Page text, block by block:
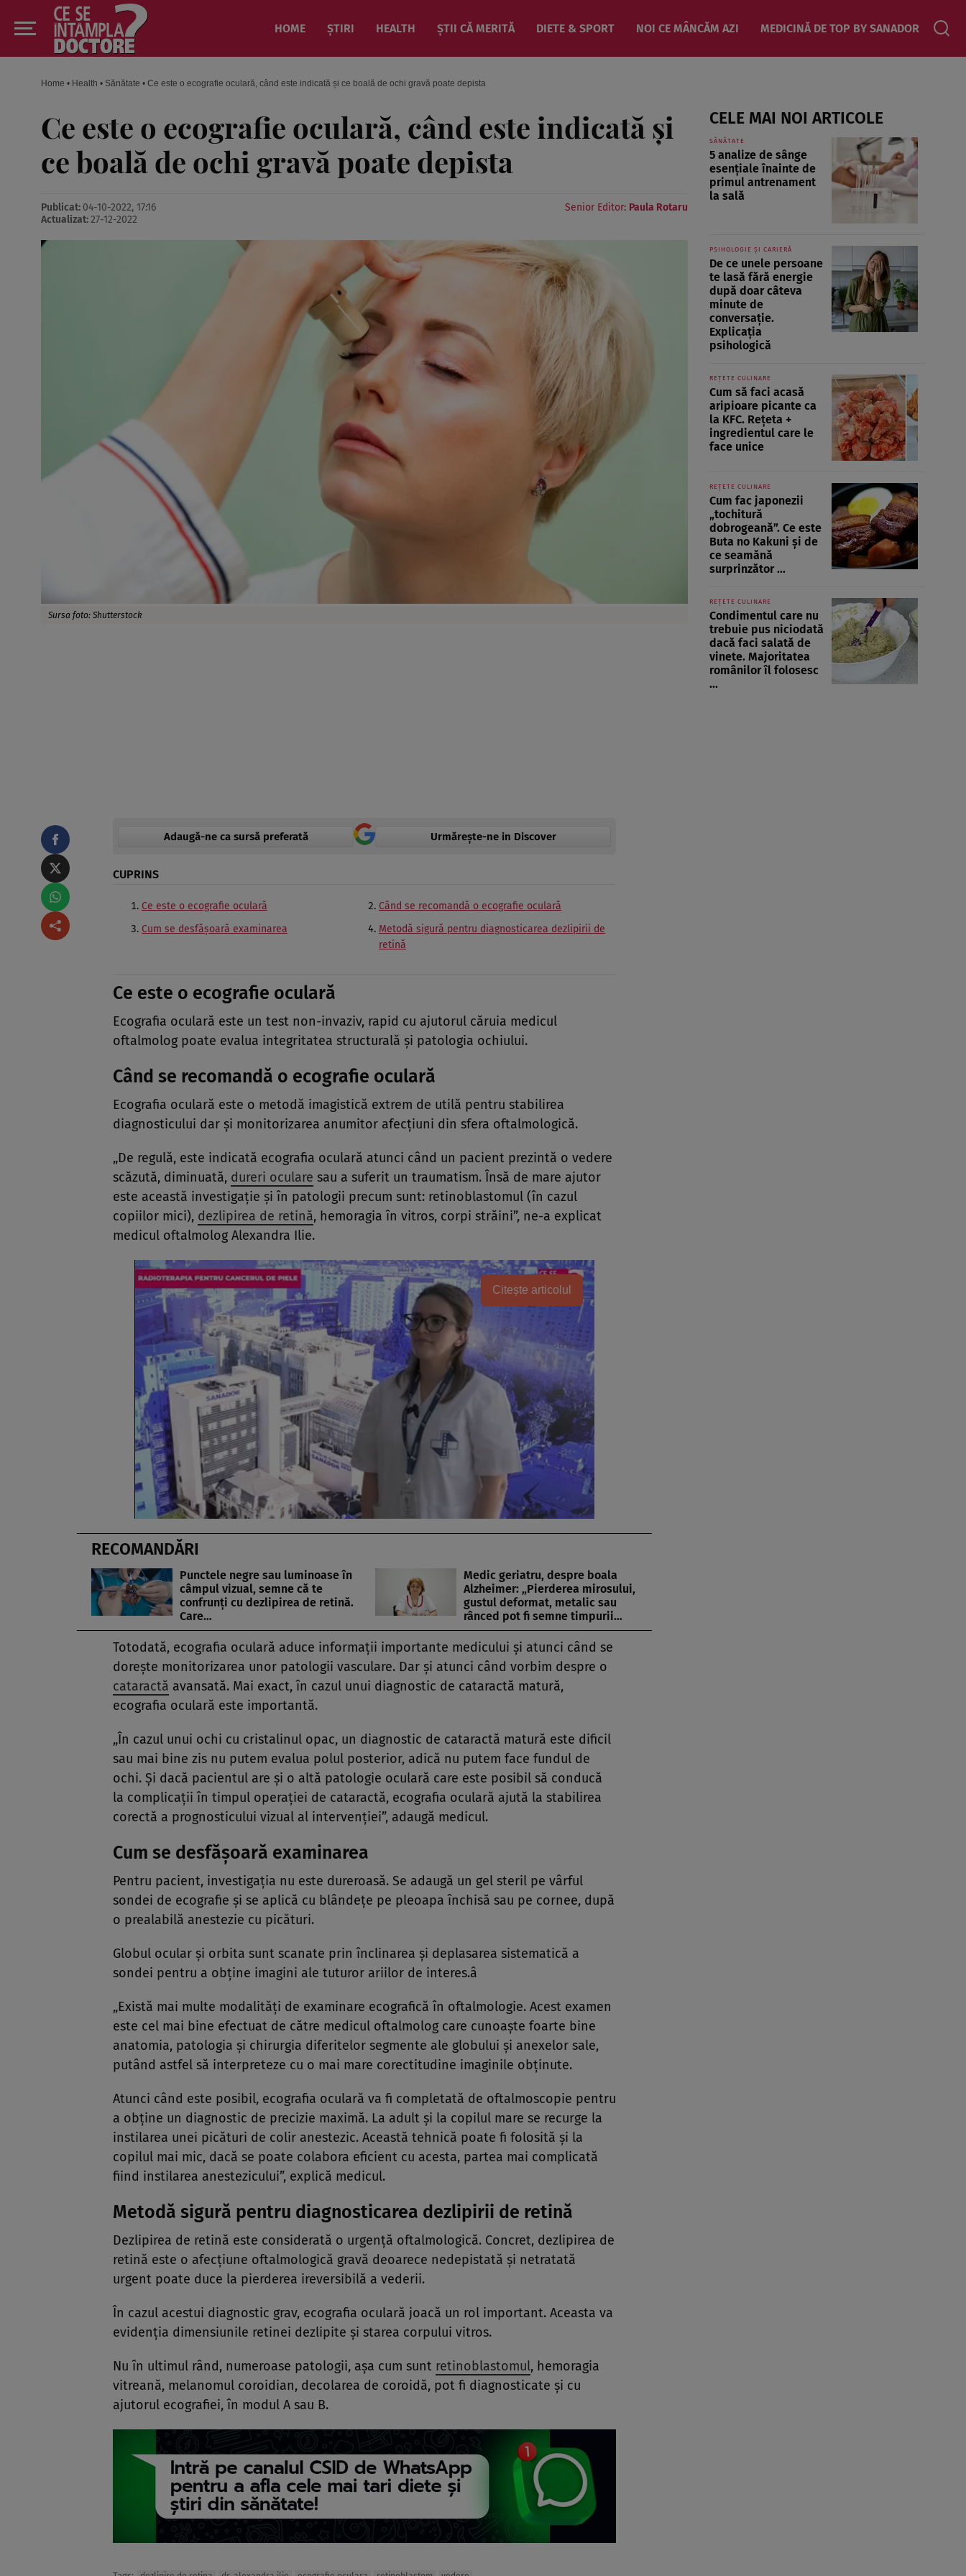
HOME ȘTIRI HEALTH ȘTII CĂ MERITĂ DIETE & SPORT NOI CE MÂNCĂM AZI MEDICINĂ DE TOP BY SANADOR
Home • Health • Sănătate • Ce este o ecografie oculară, când este indicată și ce boală de ochi gravă poate depista
Ce este o ecografie oculară, când este indicată și
ce boală de ochi gravă poate depista
Publicat: 04-10-2022, 17:16
Actualizat:27-12-2022
Senior Editor: Paula Rotaru
Sursa foto: Shutterstock
Adaugă-ne ca sursă preferată Urmărește-ne in Discover
CUPRINS
Ce este o ecografie oculară
Când se recomandă o ecografie oculară
Cum se desfășoară examinarea
Metodă sigură pentru diagnosticarea dezlipirii de
retină
Ce este o ecografie oculară
Ecografia oculară este un test non-invaziv, rapid cu ajutorul căruia medicul
oftalmolog poate evalua integritatea structurală și patologia ochiului.
Când se recomandă o ecografie oculară
Ecografia oculară este o metodă imagistică extrem de utilă pentru stabilirea
diagnosticului dar și monitorizarea anumitor afecțiuni din sfera oftalmologică.
„De regulă, este indicată ecografia oculară atunci când un pacient prezintă o vedere
scăzută, diminuată, dureri oculare sau a suferit un traumatism. Însă de mare ajutor
este această investigație și în patologii precum sunt: retinoblastomul (în cazul
copiilor mici), dezlipirea de retină, hemoragia în vitros, corpi străini”, ne-a explicat
medicul oftalmolog Alexandra Ilie.
Citește articolul
RECOMANDĂRI
Punctele negre sau luminoase în
câmpul vizual, semne că te
confrunți cu dezlipirea de retină.
Care…
Medic geriatru, despre boala
Alzheimer: „Pierderea mirosului,
gustul deformat, metalic sau
rânced pot fi semne timpurii…
Totodată, ecografia oculară aduce informații importante medicului și atunci când se
dorește monitorizarea unor patologii vasculare. Dar și atunci când vorbim despre o
cataractă avansată. Mai exact, în cazul unui diagnostic de cataractă matură,
ecografia oculară este importantă.
„În cazul unui ochi cu cristalinul opac, un diagnostic de cataractă matură este dificil
sau mai bine zis nu putem evalua polul posterior, adică nu putem face fundul de
ochi. Și dacă pacientul are și o altă patologie oculară care este posibil să conducă
la complicații în timpul operației de cataractă, ecografia oculară ajută la stabilirea
corectă a prognosticului vizual al intervenției”, adaugă medicul.
Cum se desfășoară examinarea
Pentru pacient, investigația nu este dureroasă. Se adaugă un gel steril pe vârful
sondei de ecografie şi se aplică cu blândețe pe pleoapa închisă sau pe cornee, după
o prealabilă anestezie cu picături.
Globul ocular şi orbita sunt scanate prin înclinarea şi deplasarea sistematică a
sondei pentru a obţine imagini ale tuturor ariilor de interes.â
„Există mai multe modalităţi de examinare ecografică în oftalmologie. Acest examen
este cel mai bine efectuat de către medicul oftalmolog care cunoaşte foarte bine
anatomia, patologia şi chirurgia diferitelor segmente ale globului şi anexelor sale,
putând astfel să interpreteze cu o mai mare corectitudine imaginile obținute.
Atunci când este posibil, ecografia oculară va fi completată de oftalmoscopie pentru
a obține un diagnostic de precizie maximă. La adult și la copilul mare se recurge la
instilarea unei picături de colir anestezic. Această tehnică poate fi folosită și la
copilul mai mic, dacă se poate colabora eficient cu acesta, partea mai complicată
fiind instilarea anestezicului”, explică medicul.
Metodă sigură pentru diagnosticarea dezlipirii de retină
Dezlipirea de retină este considerată o urgență oftalmologică. Concret, dezlipirea de
retină este o afecțiune oftalmologică gravă deoarece nedepistată și netratată
urgent poate duce la pierderea ireversibilă a vederii.
În cazul acestui diagnostic grav, ecografia oculară joacă un rol important. Aceasta va
evidenția dimensiunile retinei dezlipite și starea corpului vitros.
Nu în ultimul rând, numeroase patologii, aşa cum sunt retinoblastomul, hemoragia
vitreană, melanomul coroidian, decolarea de coroidă, pot fi diagnosticate şi cu
ajutorul ecografiei, în modul A sau B.
CELE MAI NOI ARTICOLE
SĂNĂTATE
5 analize de sânge
esențiale înainte de
primul antrenament
la sală
PSIHOLOGIE ȘI CARIERĂ
De ce unele persoane
te lasă fără energie
după doar câteva
minute de
conversație.
Explicația
psihologică
REȚETE CULINARE
Cum să faci acasă
aripioare picante ca
la KFC. Rețeta +
ingredientul care le
face unice
REȚETE CULINARE
Cum fac japonezii
„tochitură
dobrogeană”. Ce este
Buta no Kakuni și de
ce seamănă
surprinzător ...
REȚETE CULINARE
Condimentul care nu
trebuie pus niciodată
dacă faci salată de
vinete. Majoritatea
românilor îl folosesc
...